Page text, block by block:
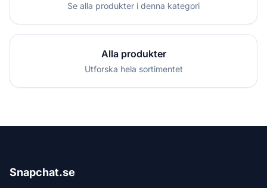
Se alla produkter i denna kategori
Alla produkter
Utforska hela sortimentet
Snapchat.se